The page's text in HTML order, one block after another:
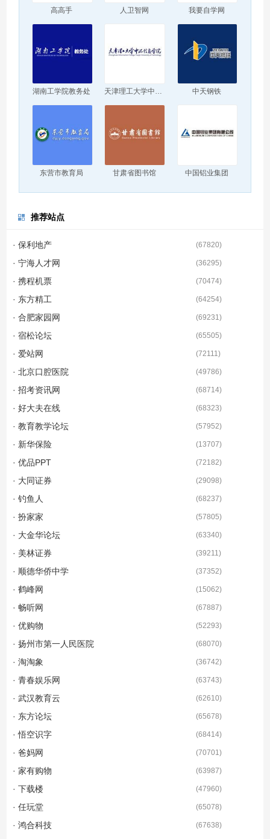
高高手 人卫智网 我要自学网
湖南工学院教务处 天津理工大学中环信息学院 中天钢铁
东营市教育局 甘肃省图书馆 中国铝业集团
推荐站点
· 保利地产 (67820)
· 宁海人才网 (36295)
· 携程机票 (70474)
· 东方精工 (64254)
· 合肥家园网 (69231)
· 宿松论坛 (65505)
· 爱站网 (72111)
· 北京口腔医院 (49786)
· 招考资讯网 (68714)
· 好大夫在线 (68323)
· 教育教学论坛 (57952)
· 新华保险 (13707)
· 优品PPT (72182)
· 大同证券 (29098)
· 钓鱼人 (68237)
· 扮家家 (57805)
· 大金华论坛 (63340)
· 美林证券 (39211)
· 顺德华侨中学 (37352)
· 鹤峰网 (15062)
· 畅听网 (67887)
· 优购物 (52293)
· 扬州市第一人民医院 (68070)
· 淘淘象 (36742)
· 青春娱乐网 (63743)
· 武汉教育云 (62610)
· 东方论坛 (65678)
· 悟空识字 (68414)
· 爸妈网 (70701)
· 家有购物 (63987)
· 下载楼 (47960)
· 任玩堂 (65078)
· 鸿合科技 (67638)